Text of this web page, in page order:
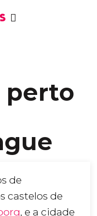
perto
de
castelos de
, e a cidade